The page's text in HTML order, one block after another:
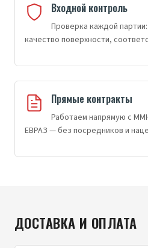
Входной контроль
Проверка каждой
качество поверхности,
Прямые контракты
Работаем напрямую с
ЕВРАЗ — без посредников и
ДОСТАВКА И ОПЛАТА